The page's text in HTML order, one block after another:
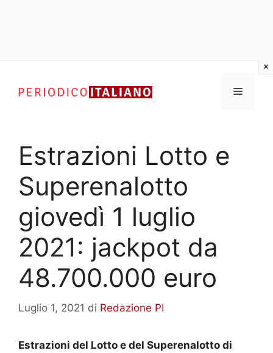
contenuto
Menu
Estrazioni Lotto e
Superenalotto
giovedì 1 luglio
2021: jackpot da
48.700.000 euro
Luglio 1, 2021 di Redazione PI
Estrazioni del Lotto e del Superenalotto di